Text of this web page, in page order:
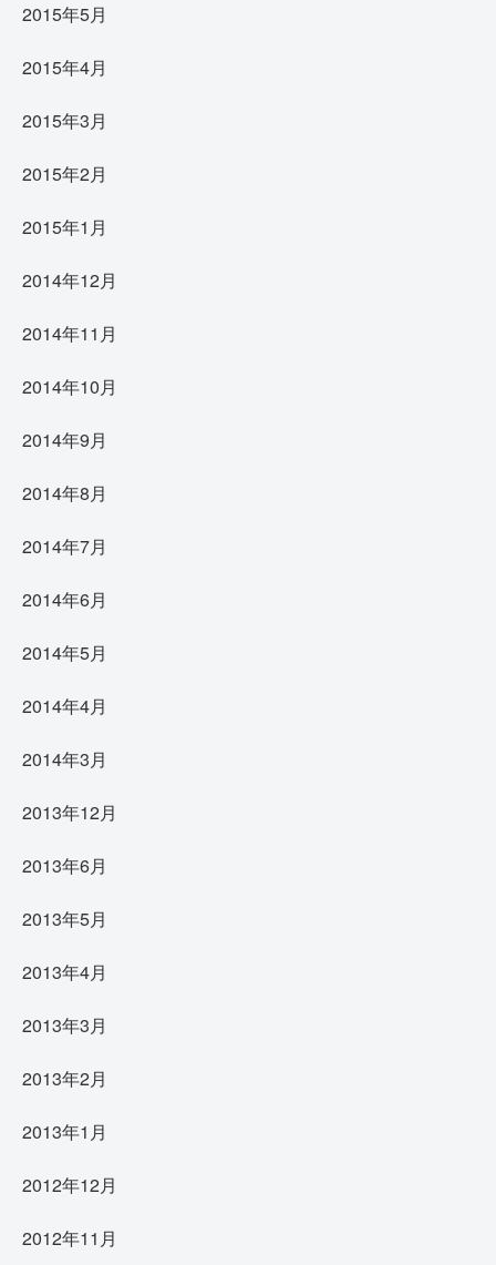
2015年5月
2015年4月
2015年3月
2015年2月
2015年1月
2014年12月
2014年11月
2014年10月
2014年9月
2014年8月
2014年7月
2014年6月
2014年5月
2014年4月
2014年3月
2013年12月
2013年6月
2013年5月
2013年4月
2013年3月
2013年2月
2013年1月
2012年12月
2012年11月